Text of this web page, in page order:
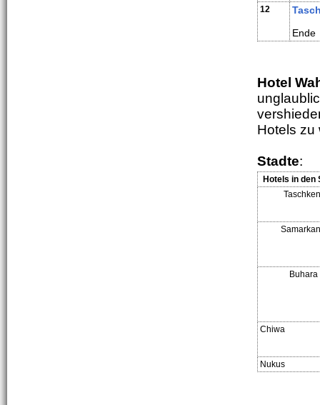
12
Ende
Hotel
Hotels zu
Stadte:
Hotels in den
Buhara
Chiwa
Nukus